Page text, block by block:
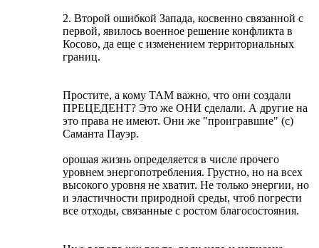
2. Второй ошибкой Запада, косвенно связанной с
первой, явилось военное решение конфликта в
Косово, да еще с изменением территориальных
границ.
Простите, а кому ТАМ важно, что они создали
ПРЕЦЕДЕНТ? Это же ОНИ сделали. А другие на
это права не имеют. Они же "проигравшие" (с)
Саманта Пауэр.
орошая жизнь определяется в числе прочего
уровнем энергопотребления. Грустно, но на всех
высокого уровня не хватит. Не только энергии, но
и эластичности природной среды, чтоб погрести
все отходы, связанные с ростом благосостояния.